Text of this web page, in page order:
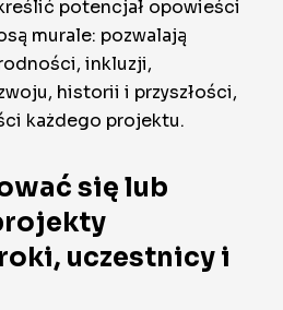
potencjał opowieści
murale: pozwalają
inkluzji,
historii i przyszłości,
każdego projektu.
się lub
uczestnicy i